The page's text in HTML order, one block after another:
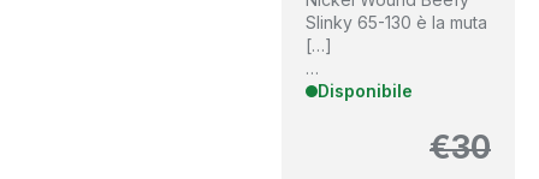
Slinky 65-130 è la muta
[…]
…
Disponibile
€30